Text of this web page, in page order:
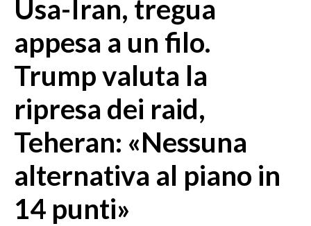
MEDIO CAMPIDANO
SASSARI E PROVINCIA
GALLURA
NUORO E PROVINCIA
OGLIASTRA
AGENDA
CRONACA
ITALIA
MONDO
Usa-Iran, tregua
appesa a un filo.
Trump valuta la
ripresa dei raid,
Teheran: «Nessuna
alternativa al piano in
14 punti»